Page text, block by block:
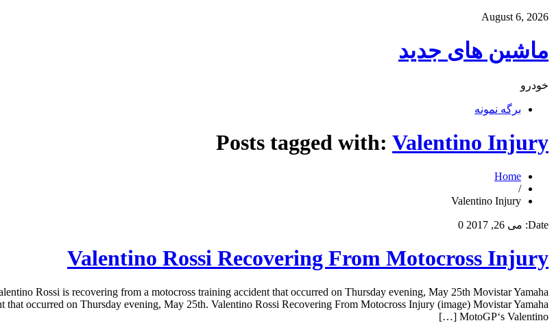
August 6, 2026
ماشین های جدید
خودرو
برگه نمونه
Posts tagged with: Valentino Injury
Home
/
Valentino Injury
Date: می 26, 2017 0
Valentino Rossi Recovering From Motocross Injury
Rossi is recovering from a motocross training accident that occurred on Thursday evening, May 25th Movistar Yamaha
occurred on Thursday evening, May 25th. Valentino Rossi Recovering From Motocross Injury (image) Movistar Yamaha
MotoGP‘s Valentino […]